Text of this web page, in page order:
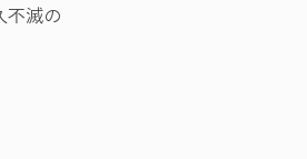
不滅の